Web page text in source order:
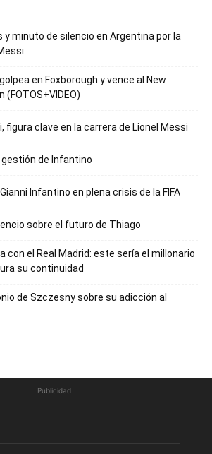
y minuto de silencio en Argentina por la
en Foxborough y vence al New
(FOTOS+VIDEO)
figura clave en la carrera de Lionel Messi
gestión de Infantino
Infantino en plena crisis de la FIFA
sobre el futuro de Thiago
con el Real Madrid: este sería el millonario
su continuidad
de Szczesny sobre su adicción al
Publicidad